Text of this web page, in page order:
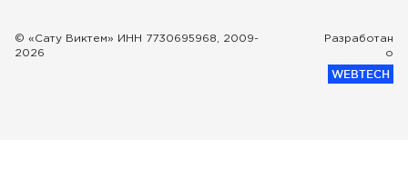
© «Сату Виктем» ИНН 7730695968, 2009-
2026
Разработан
о
WEBTECH